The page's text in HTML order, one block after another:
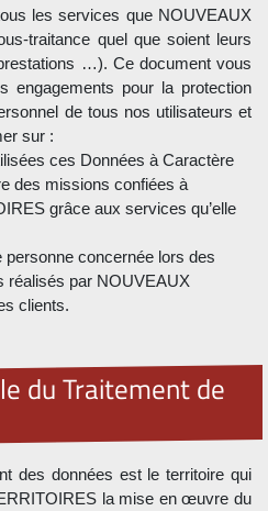
les services que NOUVEAUX
traitance quel que soient leurs
…). Ce document vous
engagements pour la protection
de tous nos utilisateurs et
sur :
ces Données à Caractère
des missions confiées à
grâce aux services qu’elle
personne concernée lors des
réalisés par NOUVEAUX
clients.
du Traitement de
des données est le territoire qui
la mise en œuvre du